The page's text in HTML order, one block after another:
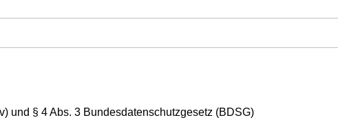
und § 4 Abs. 3 Bundesdatenschutzgesetz (BDSG)